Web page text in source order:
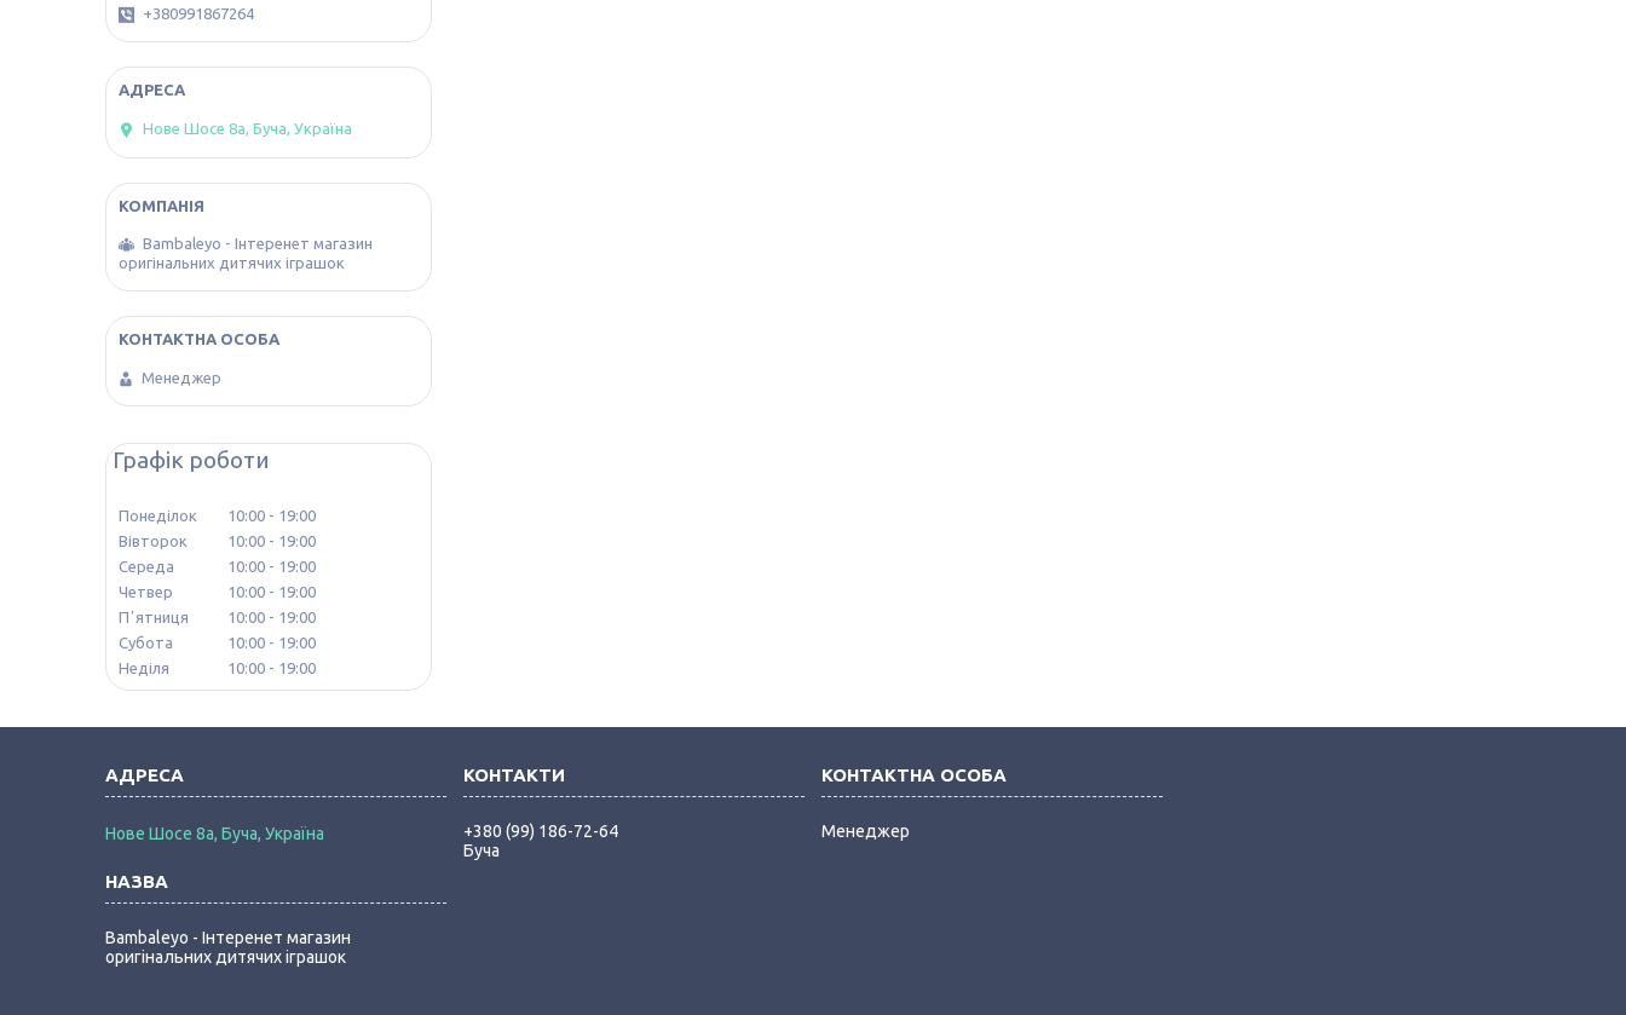
+380991867264
Нове Шосе 8а, Буча, Україна
Bambaleyo - Інтеренет магазин
оригінальних дитячих іграшок
Менеджер
Графік роботи
Понеділок 10:00
19:00
Вівторок
10:00
19:00
Середа
10:00
19:00
Четвер
10:00
19:00
Пʼятниця
10:00
19:00
Субота
10:00
19:00
Неділя
10:00 19:00
Нове Шосе 8а, Буча, Україна
Bambaleyo - Інтеренет магазин
оригінальних дитячих іграшок
+380 (99) 186-72-64
Буча
Менеджер